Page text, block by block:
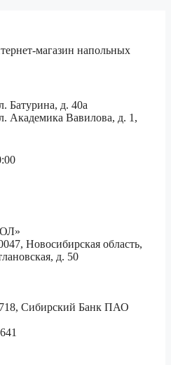
магазин напольных
Батурина, д. 40а
Академика Вавилова, д. 1,
Новосибирская область,
д. 50
Сибирский Банк ПАО